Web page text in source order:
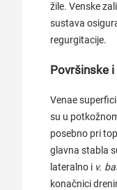
žile. Venske
sustava
regurgitacije.
Površinske
Venae
su u
posebno pri
glavna stabla
lateralno i v.
konačnici